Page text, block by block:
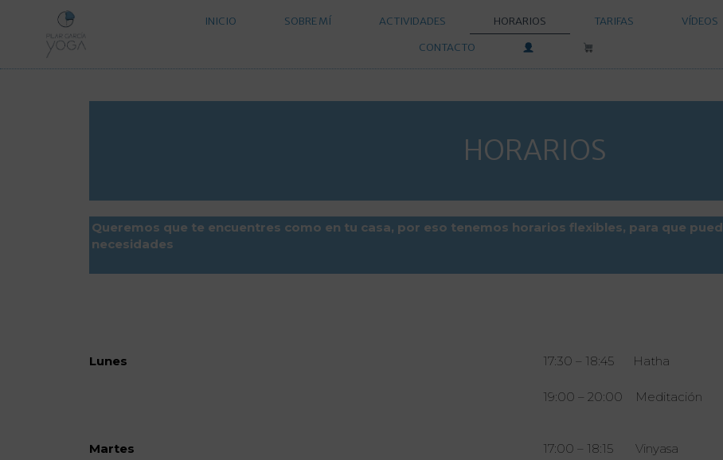
contenido
INICIO SOBRE MÍ ACTIVIDADES HORARIOS TARIFAS VÍDEOS
CONTACTO
HORARIOS
Queremos que te encuentres como en tu casa, por eso tenemos horarios flexibles, para que
necesidades
Lunes 17:30 – 18:45 Hatha
19:00 – 20:00 Meditación
Martes 17:00 – 18:15 Vinyasa